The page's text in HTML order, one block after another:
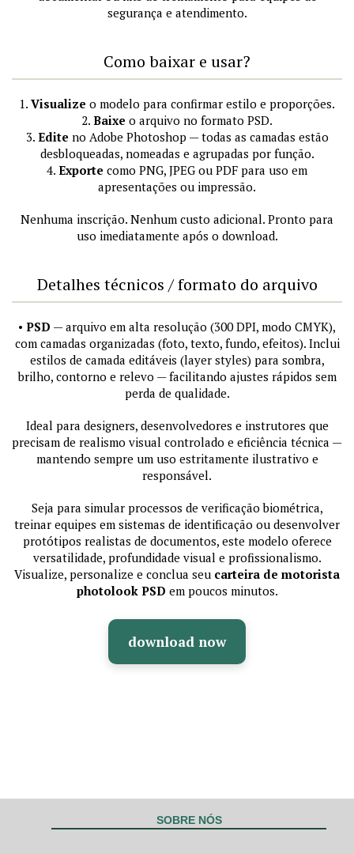
segurança e atendimento.
Como baixar e usar?
1. Visualize o modelo para confirmar estilo e proporções.
2. Baixe o arquivo no formato PSD.
3. Edite no Adobe Photoshop — todas as camadas estão
desbloqueadas, nomeadas e agrupadas por função.
4. Exporte como PNG, JPEG ou PDF para uso em
apresentações ou impressão.
Nenhuma inscrição. Nenhum custo adicional. Pronto para
uso imediatamente após o download.
Detalhes técnicos / formato do arquivo
• PSD — arquivo em alta resolução (300 DPI, modo CMYK),
com camadas organizadas (foto, texto, fundo, efeitos). Inclui
estilos de camada editáveis (layer styles) para sombra,
brilho, contorno e relevo — facilitando ajustes rápidos sem
perda de qualidade.
Ideal para designers, desenvolvedores e instrutores que
precisam de realismo visual controlado e eficiência técnica —
mantendo sempre um uso estritamente ilustrativo e
responsável.
Seja para simular processos de verificação biométrica,
treinar equipes em sistemas de identificação ou desenvolver
protótipos realistas de documentos, este modelo oferece
versatilidade, profundidade visual e profissionalismo.
Visualize, personalize e conclua seu carteira de motorista
photolook PSD em poucos minutos.
download now
SOBRE NÓS